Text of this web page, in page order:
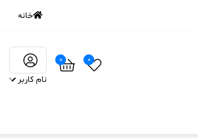
خانه
0
0
نام کاربر